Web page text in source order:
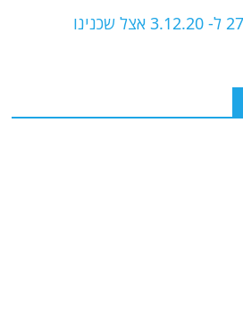
k
השבוע שבין ה-27.11.20 ל- 3.12.20 אצל שכנינו